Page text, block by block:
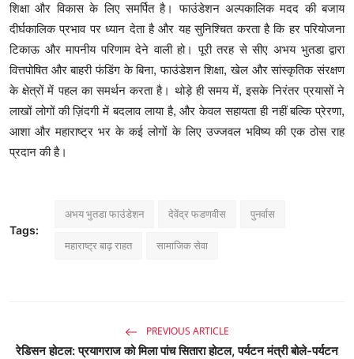
शिक्षा और विकास के लिए समर्पित है। फाउंडेशन अल्पकालिक मदद की बजाय
दीर्घकालिक प्रभाव पर ध्यान देता है और यह सुनिश्चित करता है कि हर परियोजना
टिकाऊ और मापनीय परिणाम देने वाली हो। पूरी तरह से सीए अभय भुतडा द्वारा
वित्तपोषित और बाहरी फंडिंग के बिना,फाउंडेशन शिक्षा,खेल और सांस्कृतिक संरक्षण
के क्षेत्रों में पहल का समर्थन करता है। थोड़े ही समय में,इसके निरंतर प्रयासों ने
लाखों लोगों की ज़िंदगी में बदलाव लाया है,और केवल सहायता ही नहीं बल्कि प्रेरणा,
आशा और महाराष्ट्र भर के कई लोगों के लिए उज्जवल भविष्य की एक ठोस राह
प्रदान की है।
Tags:
अभय भुतडा फाउंडेशन देवेंद्र फडणवीस पुनर्वास
महाराष्ट्र बाढ़ राहत सामाजिक सेवा
PREVIOUS ARTICLE
रेडिसन होटल: प्रयागराज को मिला पांच सितारा होटल, पर्यटन मंत्री बोले-पर्यटन